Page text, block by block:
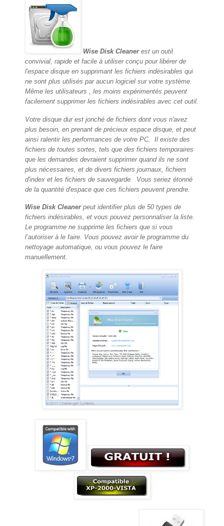
Wise Disk Cleanerest un outil
convivial, rapide et facile à utiliser conçu pour libérer de
l'espace disque en supprimant les fichiers indésirables qui
ne sont plus utilisés par aucun logiciel sur votre système.
Même les utilisateurs , les moins expérimentés peuvent
facilement supprimer les fichiers indésirables avec cet outil.
Votre disque dur est jonché de fichiers dont vous n'avez
plus besoin, en prenant de précieux espace disque, et peut
ainsi ralentir les performances de votre PC. Il existe des
fichiers de toutes sortes, tels que des fichiers temporaires
que les demandes devraient supprimer quand ils ne sont
plus nécessaires, et de divers fichiers journaux, fichiers
d'index et les fichiers de sauvegarde. Vous seriez étonné
de la quantité d'espace que ces fichiers peuvent prendre.
Wise Disk Cleanerpeut identifier plus de 50 types de
fichiers indésirables, et vous pouvez personnaliser la liste.
Le programme ne supprime les fichiers que si vous
l’autoriser à le faire. Vous pouvez avoir le programme du
nettoyage automatique, ou vous pouvez le faire
manuellement.